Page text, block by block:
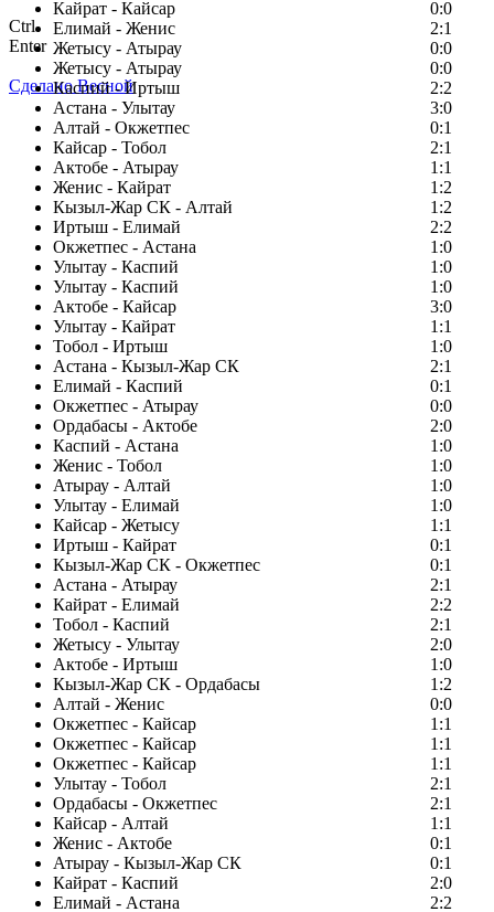
Кайрат - Кайсар
0:0
Елимай - Женис
2:1
Жетысу - Атырау
0:0
Жетысу - Атырау
0:0
Каспий - Иртыш
2:2
Астана - Улытау
3:0
Алтай - Окжетпес
0:1
Кайсар - Тобол
2:1
Актобе - Атырау
1:1
Женис - Кайрат
1:2
Кызыл-Жар СК - Алтай
1:2
Иртыш - Елимай
2:2
Окжетпес - Астана
1:0
Улытау - Каспий
1:0
Улытау - Каспий
1:0
Актобе - Кайсар
3:0
Улытау - Кайрат
1:1
Тобол - Иртыш
1:0
Астана - Кызыл-Жар СК
2:1
Елимай - Каспий
0:1
Окжетпес - Атырау
0:0
Ордабасы - Актобе
2:0
Каспий - Астана
1:0
Женис - Тобол
1:0
Атырау - Алтай
1:0
Улытау - Елимай
1:0
Кайсар - Жетысу
1:1
Иртыш - Кайрат
0:1
Кызыл-Жар СК - Окжетпес
0:1
Астана - Атырау
2:1
Кайрат - Елимай
2:2
Тобол - Каспий
2:1
Жетысу - Улытау
2:0
Актобе - Иртыш
1:0
Кызыл-Жар СК - Ордабасы
1:2
Алтай - Женис
0:0
Окжетпес - Кайсар
1:1
Окжетпес - Кайсар
1:1
Окжетпес - Кайсар
1:1
Улытау - Тобол
2:1
Ордабасы - Окжетпес
2:1
Кайсар - Алтай
1:1
Женис - Актобе
0:1
Атырау - Кызыл-Жар СК
0:1
Кайрат - Каспий
2:0
Елимай - Астана
2:2
Ctrl
Enter
Сделано Весной